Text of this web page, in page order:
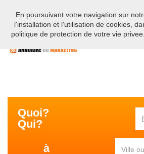
Bienvenue sur l'annuaire professionnel
communication en
Quoi?
Qui?
à
En poursuivant votre navigation sur
l'installation et l'utilisation de cookies,
politique de protection de votre vie privee.